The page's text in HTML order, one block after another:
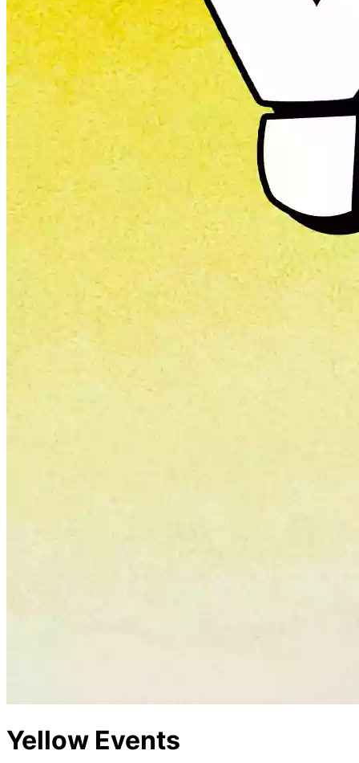
Yellow Events